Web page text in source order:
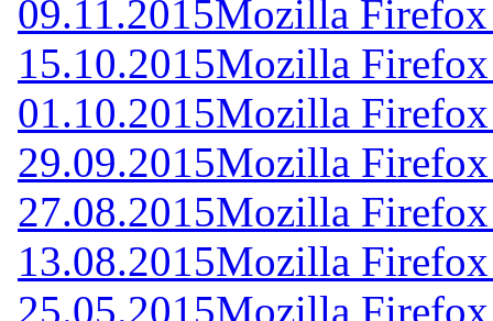
09.11.2015Mozilla
15.10.2015Mozilla
01.10.2015Mozilla
29.09.2015Mozilla
27.08.2015Mozilla
13.08.2015Mozilla
25.05.2015Mozilla